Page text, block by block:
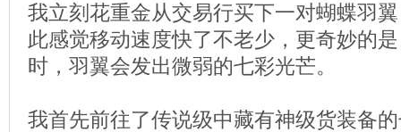
我立刻花重金从交易行买下一对蝴蝶羽
此感觉移动速度快了不老少，更奇妙的
时，羽翼会发出微弱的七彩光芒。
我首先前往了传说级中藏有神级货装备